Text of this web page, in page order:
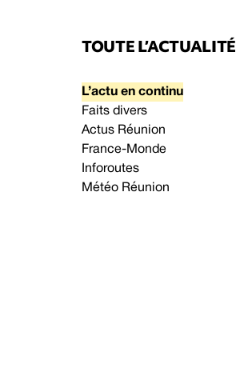
TOUTE L’ACTUALITÉ
L’actu en continu
Faits divers
Actus Réunion
France-Monde
Inforoutes
Météo Réunion